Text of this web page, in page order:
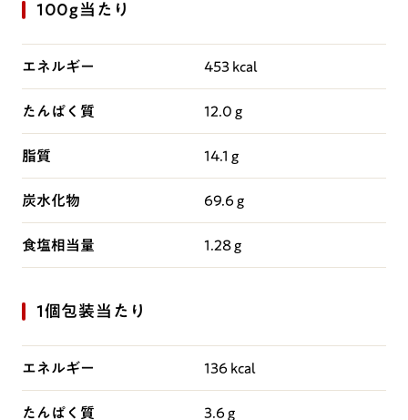
100g当たり
エネルギー 453 kcal
たんぱく質 12.0 g
脂質 14.1 g
炭水化物 69.6 g
食塩相当量 1.28 g
1個包装当たり
エネルギー 136 kcal
たんぱく質 3.6 g